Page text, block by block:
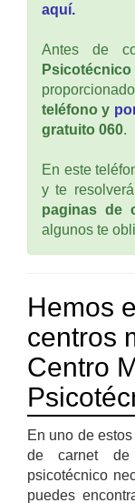
aquí.
Antes de
teléfono y
gratuito 060.
En este
y te
paginas de
algunos te
Hemos
centros
Centro
En uno de
de carnet
psicotécnico
puedes